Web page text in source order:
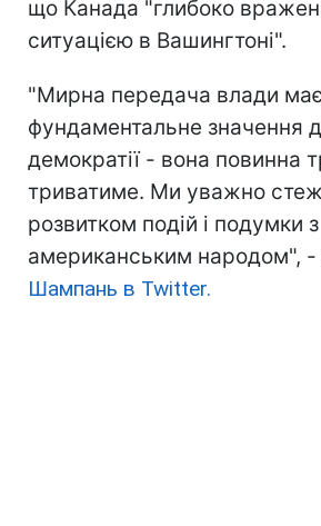
що Канада "глибоко
ситуацією в Вашингтоні".
"Мирна передача влади має
фундаментальне значення
демократії - вона повинна
триватиме. Ми уважно
розвитком подій і подумки з
американським народом", -
Шампань в Twitter.